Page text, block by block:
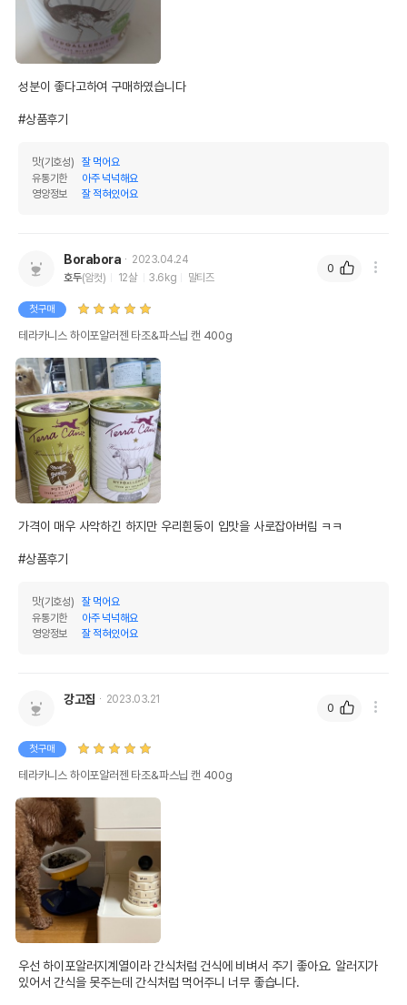
성분이 좋다고하여 구매하였습니다
#상품후기
맛(기호성)
잘 먹어요
유통기한
아주 넉넉해요
영양정보
잘 적혀있어요
Borabora
2023.04.24
호두(암컷) 12살 3.6kg 말티즈
첫구매
테라카니스 하이포알러젠 타조&파스닙 캔 400g
가격이 매우 사악하긴 하지만 우리흰둥이 입맛을 사로잡아버림 ㅋㅋ
#상품후기
맛(기호성)
잘 먹어요
유통기한
아주 넉넉해요
영양정보
잘 적혀있어요
0
강고집 2023.03.21
첫구매
테라카니스 하이포알러젠 타조&파스닙 캔 400g
우선 하이포알러지계열이라 간식처럼 건식에 비벼서 주기 좋아요. 알러지가
있어서 간식을 못주는데 간식처럼 먹어주니 너무 좋습니다.
0